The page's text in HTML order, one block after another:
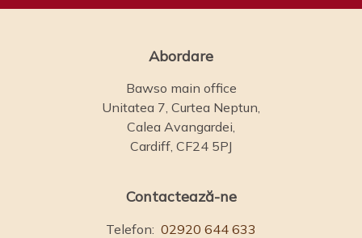
Abordare
Bawso main office
Unitatea 7, Curtea Neptun,
Calea Avangardei,
Cardiff, CF24 5PJ
Contactează-ne
Telefon: 02920 644 633